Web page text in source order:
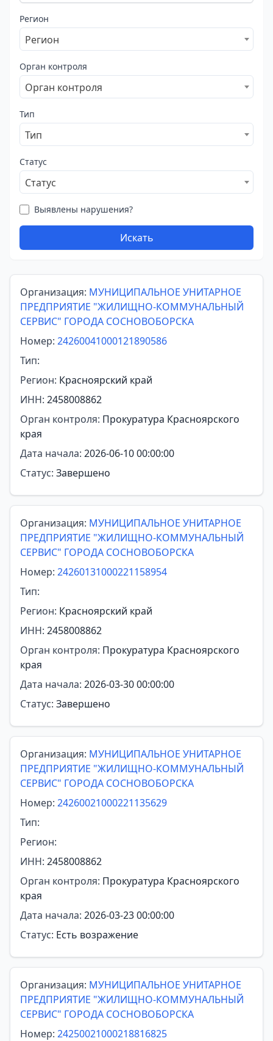
Регион
Регион
Орган контроля
Орган контроля
Тип
Тип
Статус
Статус
Выявлены нарушения?
Искать
Организация: МУНИЦИПАЛЬНОЕ УНИТАРНОЕ
ПРЕДПРИЯТИЕ "ЖИЛИЩНО-КОММУНАЛЬНЫЙ
СЕРВИС" ГОРОДА СОСНОВОБОРСКА
Номер: 24260041000121890586
Тип:
Регион: Красноярский край
ИНН: 2458008862
Орган контроля: Прокуратура Красноярского
края
Дата начала: 2026-06-10 00:00:00
Статус: Завершено
Организация: МУНИЦИПАЛЬНОЕ УНИТАРНОЕ
ПРЕДПРИЯТИЕ "ЖИЛИЩНО-КОММУНАЛЬНЫЙ
СЕРВИС" ГОРОДА СОСНОВОБОРСКА
Номер: 24260131000221158954
Тип:
Регион: Красноярский край
ИНН: 2458008862
Орган контроля: Прокуратура Красноярского
края
Дата начала: 2026-03-30 00:00:00
Статус: Завершено
Организация: МУНИЦИПАЛЬНОЕ УНИТАРНОЕ
ПРЕДПРИЯТИЕ "ЖИЛИЩНО-КОММУНАЛЬНЫЙ
СЕРВИС" ГОРОДА СОСНОВОБОРСКА
Номер: 24260021000221135629
Тип:
Регион:
ИНН: 2458008862
Орган контроля: Прокуратура Красноярского
края
Дата начала: 2026-03-23 00:00:00
Статус: Есть возражение
Организация: МУНИЦИПАЛЬНОЕ УНИТАРНОЕ
ПРЕДПРИЯТИЕ "ЖИЛИЩНО-КОММУНАЛЬНЫЙ
СЕРВИС" ГОРОДА СОСНОВОБОРСКА
Номер: 24250021000218816825